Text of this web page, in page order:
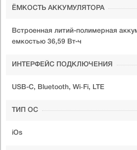
ЁМКОСТЬ АККУМУЛЯТОРА
Встроенная литий-полимерная
емкостью 36,59 Вт-ч
ИНТЕРФЕЙС ПОДКЛЮЧЕНИЯ
USB-C, Bluetooth, Wi‑Fi, LTE
ТИП ОС
iOs